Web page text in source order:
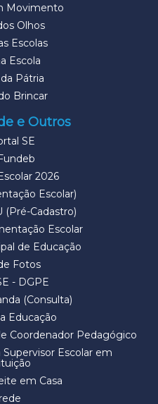
Movimento
Olhos
Escolas
Escola
Pátria
Brincar
e Outros
SE
2026
Escolar)
(Pré-Cadastro)
Escolar
de Educação
Fotos
- DGPE
(Consulta)
Educação
Coordenador Pedagógico
Escolar em
em Casa